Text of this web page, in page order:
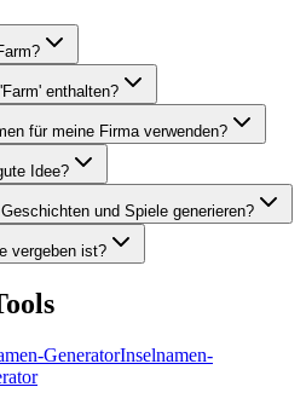
enthalten?
für meine Firma verwenden?
Idee?
und Spiele generieren?
vergeben ist?
GeneratorInselnamen-